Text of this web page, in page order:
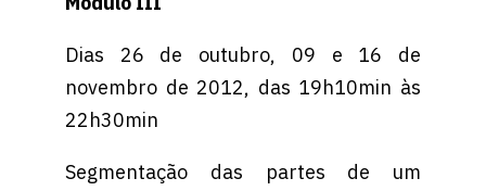
Dias 26 de outubro, 09 e 16 de
novembro de 2012, das 19h10min às
22h30min
Segmentação das partes de um